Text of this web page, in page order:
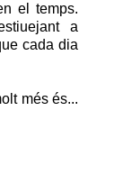
el temps.
a
cada dia
més és...